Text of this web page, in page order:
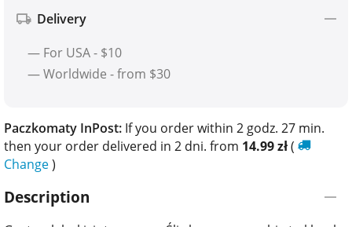
Delivery
— For USA - $10
— Worldwide - from $30
Paczkomaty InPost: If you order within 2 godz. 27 min.
then your order delivered in 2 dni. from 14.99zł(
Change)
Description